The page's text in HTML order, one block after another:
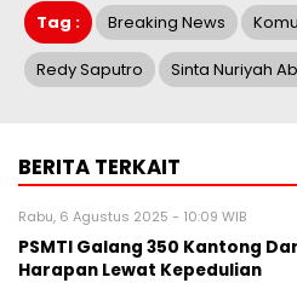
Tag : Breaking News
Redy Saputro Sinta Nuriyah
BERITA TERKAIT
Rabu, 6 Agustus 2025 - 10:09 WIB
PSMTI Galang 350 Kantong
Harapan Lewat Kepedulian